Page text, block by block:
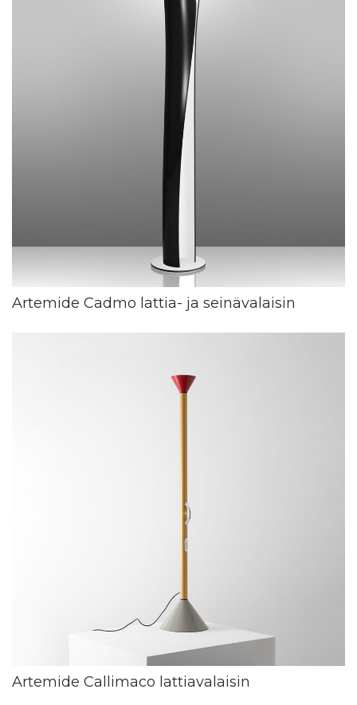
Artemide Cadmo lattia- ja seinävalaisin
Artemide Callimaco lattiavalaisin